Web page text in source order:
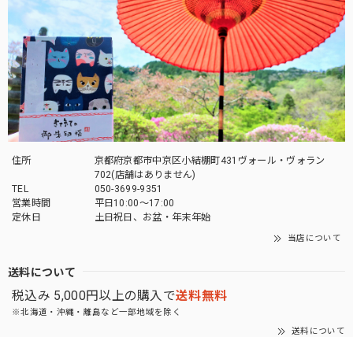
た。
この度は当店をご利用いただきありがとうござ
います。 また機会がありましたらよろしくお願
いいたします。
「御朱印帳を華やかに彩る」御朱印帳 水引ゴムバンド
薄萌葱
2026/04/27
とても素敵な商品でした。 大切に使いたいと思います。 有
この度は当店をご利用いただきありがとうござ
います。 お気に入りいただけてよかったです。
また機会がありましたらよろしくお願いいたし
住所
京都府京都市中京区小結棚町431ヴォール・ヴォラン
702(店舗はありません)
TEL
050-3699-9351
営業時間
平日10:00～17:00
定休日
土日祝日、お盆・年末年始
当店について
送料について
税込み 5,000円以上の購入で送料無料
※北海道・沖縄・離島など一部地域を除く
送料について